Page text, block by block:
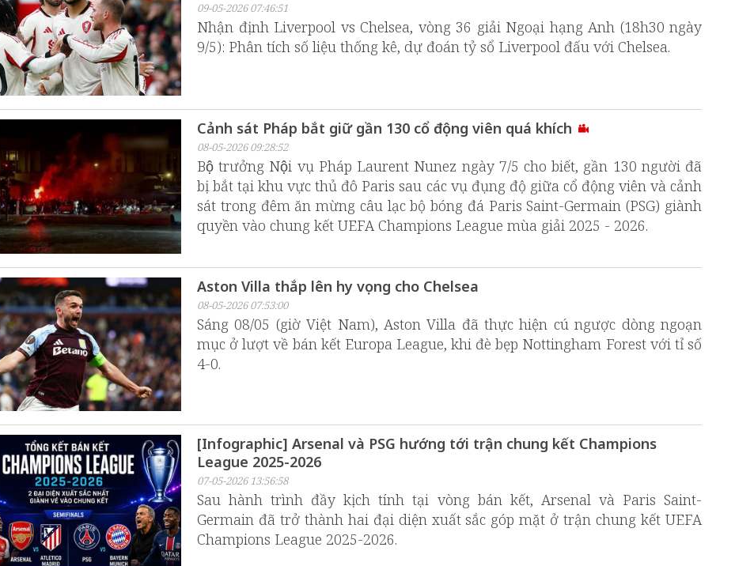
09-05-2026 07:46:51
Nhận định Liverpool vs Chelsea, vòng 36 giải Ngoại hạng Anh (18h30 ngày
9/5): Phân tích số liệu thống kê, dự đoán tỷ sổ Liverpool đấu với Chelsea.
Cảnh sát Pháp bắt giữ gần 130 cổ động viên quá khích
08-05-2026 09:28:52
Bộ trưởng Nội vụ Pháp Laurent Nunez ngày 7/5 cho biết, gần 130 người đã
bị bắt tại khu vực thủ đô Paris sau các vụ đụng độ giữa cổ động viên và cảnh
sát trong đêm ăn mừng câu lạc bộ bóng đá Paris Saint-Germain (PSG) giành
quyền vào chung kết UEFA Champions League mùa giải 2025 - 2026.
Aston Villa thắp lên hy vọng cho Chelsea
08-05-2026 07:53:00
Sáng 08/05 (giờ Việt Nam), Aston Villa đã thực hiện cú ngược dòng ngoạn
mục ở lượt về bán kết Europa League, khi đè bẹp Nottingham Forest với tỉ số
4-0.
[Infographic] Arsenal và PSG hướng tới trận chung kết Champions
League 2025-2026
07-05-2026 13:56:58
Sau hành trình đầy kịch tính tại vòng bán kết, Arsenal và Paris Saint-
Germain đã trở thành hai đại diện xuất sắc góp mặt ở trận chung kết UEFA
Champions League 2025-2026.